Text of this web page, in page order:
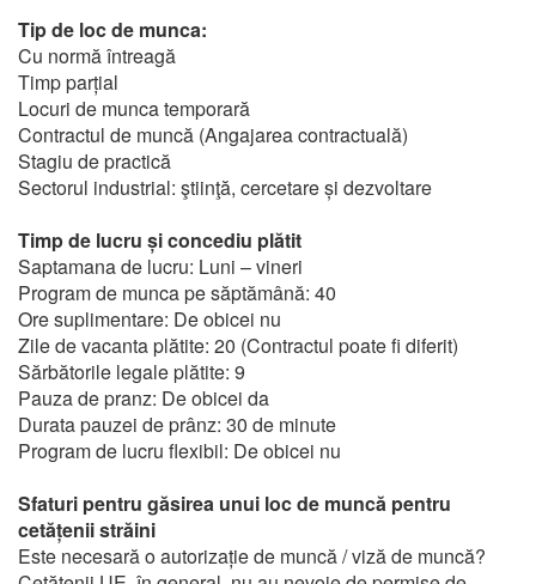
Tip de loc de munca:
Cu normă întreagă
Timp parțial
Locuri de munca temporară
Contractul de muncă (Angajarea contractuală)
Stagiu de practică
Sectorul industrial: ştiinţă, cercetare și dezvoltare
Timp de lucru și concediu plătit
Saptamana de lucru: Luni – vineri
Program de munca pe săptămână: 40
Ore suplimentare: De obicei nu
Zile de vacanta plătite: 20 (Contractul poate fi diferit)
Sărbătorile legale plătite: 9
Pauza de pranz: De obicei da
Durata pauzei de prânz: 30 de minute
Program de lucru flexibil: De obicei nu
Sfaturi pentru găsirea unui loc de muncă pentru
cetățenii străini
Este necesară o autorizație de muncă / viză de muncă?